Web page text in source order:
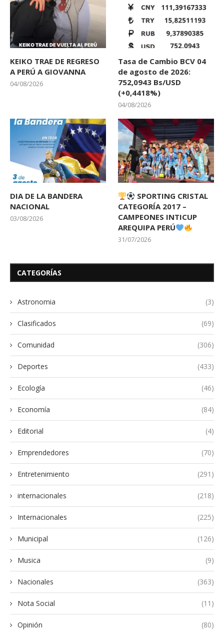
KEIKO TRAE DE REGRESO
A PERÚ A GIOVANNA
04/08/2026
Tasa de Cambio BCV 04
de agosto de 2026:
752,0943 Bs/USD
(+0,4418%)
04/08/2026
DIA DE LA BANDERA
NACIONAL
03/08/2026
SPORTING CRISTAL
CATEGORÍA 2017 –
CAMPEONES INTICUP
AREQUIPA PERÚ
31/07/2026
CATEGORÍAS
Astronomia (3)
Clasificados (69)
Comunidad (306)
Deportes (433)
Ecología (46)
Economía (84)
Editorial (4)
Emprendedores (70)
Entretenimiento (291)
internacionales (218)
Internacionales (225)
Municipal (126)
Musica (9)
Nacionales (363)
Nota Social (11)
Opinión (80)